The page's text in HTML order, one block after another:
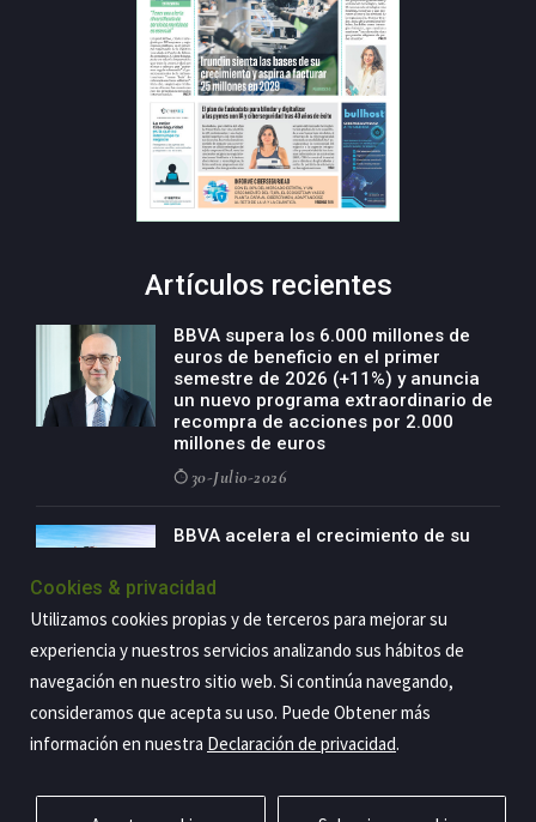
Artículos recientes
BBVA supera los 6.000 millones de
euros de beneficio en el primer
semestre de 2026 (+11%) y anuncia
un nuevo programa extraordinario de
recompra de acciones por 2.000
millones de euros
30-Julio-2026
BBVA acelera el crecimiento de su
de especialización presente en siete
países
29-Julio-2026
Copyright@2026 Estrategia Empresarial
Cookies & privacidad
Utilizamos cookies propias y de terceros para mejorar su
experiencia y nuestros servicios analizando sus hábitos de
navegación en nuestro sitio web. Si continúa navegando,
consideramos que acepta su uso. Puede Obtener más
información en nuestra Declaración de privacidad.